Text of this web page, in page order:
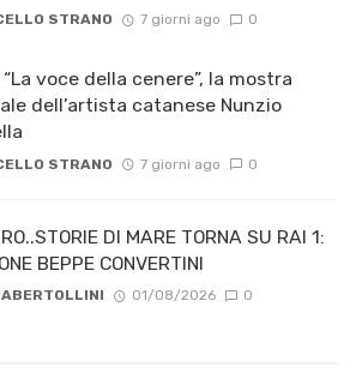
STRANO 7 giorni ago 0
voce della cenere”, la mostra
dell’artista catanese Nunzio
STRANO 7 giorni ago 0
DI MARE TORNA SU RAI 1:
BEPPE CONVERTINI
01/08/2026 0